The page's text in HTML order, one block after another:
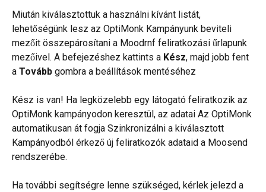
Miután kiválasztottuk a használni kívánt listát,
lehetőségünk lesz az OptiMonk Kampányunk beviteli
mezőit összepárosítani a Moodrnf feliratkozási űrlapunk
mezőivel. A befejezéshez kattints a Kész, majd jobb fent
a Tovább gombra a beállítások mentéséhez
Kész is van! Ha legközelebb egy látogató feliratkozik az
OptiMonk kampányodon keresztül, az adatai Az OptiMonk
automatikusan át fogja Szinkronizálni a kiválasztott
Kampányodból érkező új feliratkozók adataid a Moosend
rendszerébe.
Ha további segítségre lenne szükséged, kérlek jelezd a